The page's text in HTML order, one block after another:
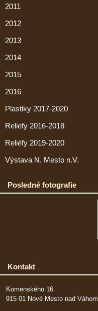
2011
2012
2013
2014
2015
2016
Plastiky 2017-2020
Reliefy 2016-2018
Reliéfy 2019-2020
Výstava N. Mesto n.V.
Posledné fotografie
Kontakt
Komenského 16
915 01 Nové Mesto nad Váhom